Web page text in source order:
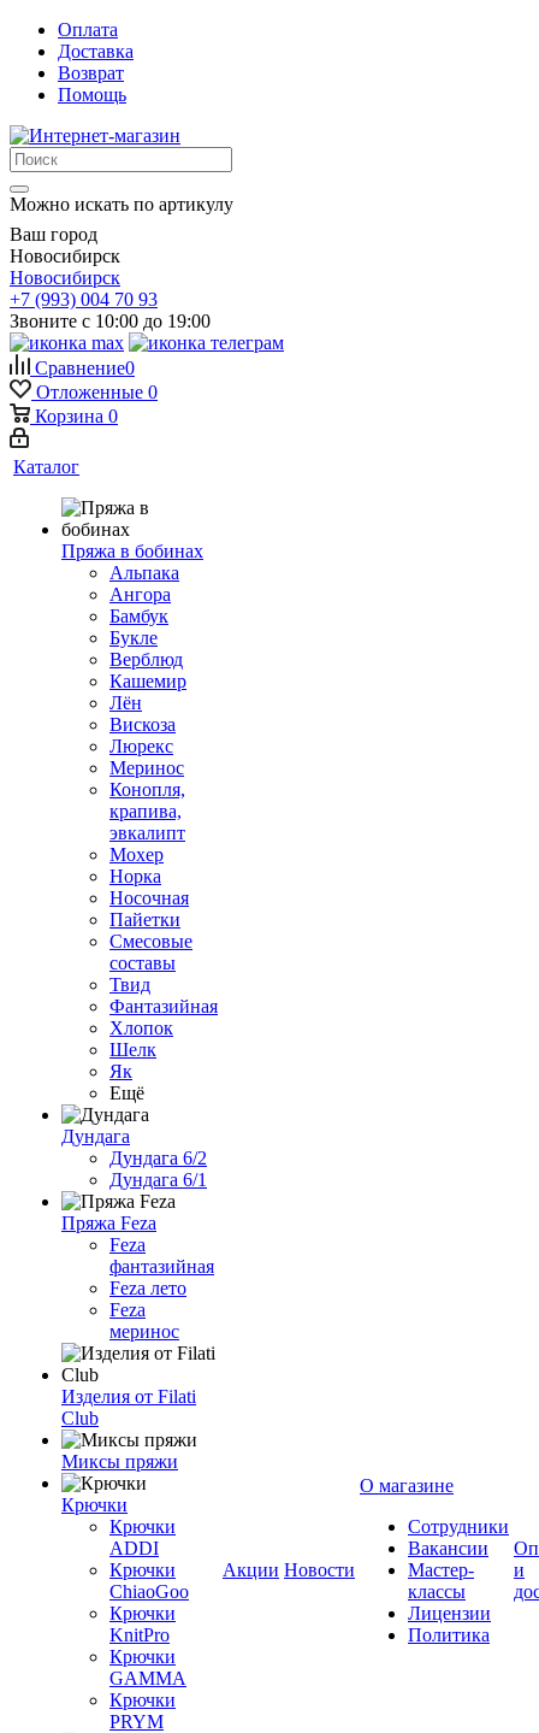
Оплата
Доставка
Возврат
Помощь
Можно искать по артикулу
Ваш город
Новосибирск
Новосибирск
+7 (993) 004 70 93
Звоните с 10:00 до 19:00
Сравнение0
Отложенные 0
Корзина 0
Каталог
Пряжа в бобинах
Альпака
Ангора
Бамбук
Букле
Верблюд
Кашемир
Лён
Вискоза
Люрекс
Меринос
Конопля,
крапива,
эвкалипт
Мохер
Норка
Носочная
Пайетки
Смесовые
составы
Твид
Фантазийная
Хлопок
Шелк
Як
Ещё
Дундага
Дундага 6/2
Дундага 6/1
Пряжа Feza
Feza
фантазийная
Feza лето
Feza
меринос
Изделия от Filati
Club
Миксы пряжи
Крючки
Крючки
ADDI
Крючки
ChiaoGoo
Крючки
KnitPro
Крючки
GAMMA
Крючки
PRYM
Акции Новости
О магазине
Сотрудники
Вакансии
Мастер-
классы
Лицензии
Политика
и